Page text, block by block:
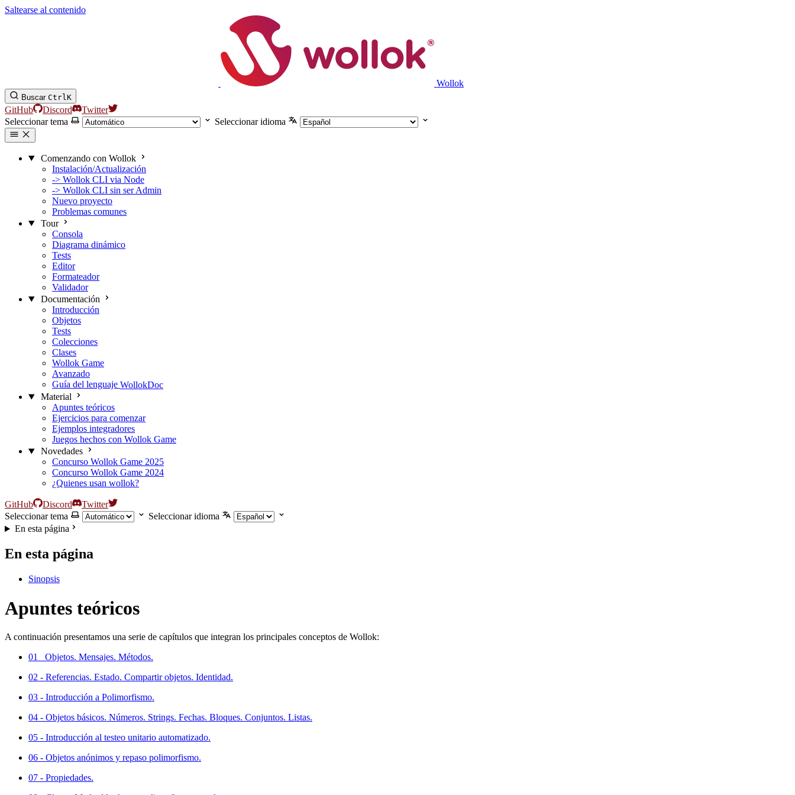
Saltearse al contenido
Wollok
Buscar CtrlK
GitHub Discord
Twitter
Seleccionar tema
Seleccionar idioma
Comenzando con Wollok
Instalación/Actualización
-> Wollok CLI via Node
-> Wollok CLI sin ser Admin
Nuevo proyecto
Problemas comunes
Tour
Consola
Diagrama dinámico
Tests
Editor
Formateador
Validador
Documentación
Introducción
Objetos
Tests
Colecciones
Clases
Wollok Game
Avanzado
Guía del lenguaje WollokDoc
Material
Apuntes teóricos
Ejercicios para comenzar
Ejemplos integradores
Juegos hechos con Wollok Game
Novedades
Concurso Wollok Game 2025
Concurso Wollok Game 2024
¿Quienes usan wollok?
GitHub Discord
Twitter
Seleccionar tema
Seleccionar idioma
En esta página
En esta página
Sinopsis
Apuntes teóricos
A continuación presentamos una serie de capítulos que integran los principales conceptos de Wollok:
01
Objetos. Mensajes. Métodos.
02 - Referencias. Estado. Compartir objetos. Identidad.
03 - Introducción a Polimorfismo.
04 - Objetos básicos. Números. Strings. Fechas. Bloques. Conjuntos. Listas.
05 - Introducción al testeo unitario automatizado.
06 - Objetos anónimos y repaso polimorfismo.
07 - Propiedades.